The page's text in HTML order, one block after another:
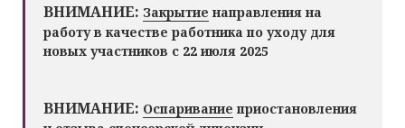
ВНИМАНИЕ: Закрытие направления на
работу в качестве работника по уходу для
новых участников с 22 июля 2025
ВНИМАНИЕ: Оспаривание приостановления